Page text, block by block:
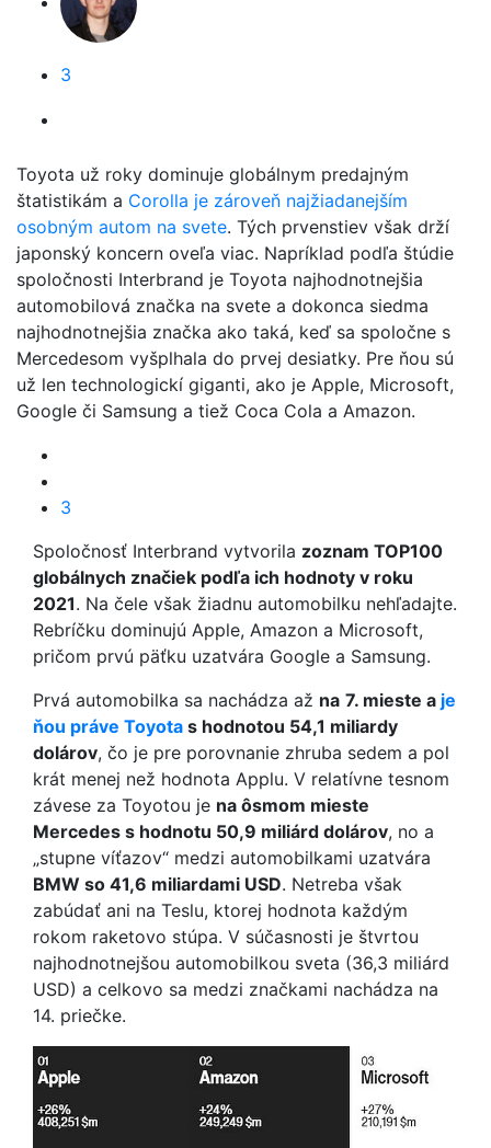
3
Toyota už roky dominuje globálnym predajným
štatistikám a Corolla je zároveň najžiadanejším
osobným autom na svete. Tých prvenstiev však drží
japonský koncern oveľa viac. Napríklad podľa štúdie
spoločnosti Interbrand je Toyota najhodnotnejšia
automobilová značka na svete a dokonca siedma
najhodnotnejšia značka ako taká, keď sa spoločne s
Mercedesom vyšplhala do prvej desiatky. Pre ňou sú
už len technologickí giganti, ako je Apple, Microsoft,
Google či Samsung a tiež Coca Cola a Amazon.
3
Spoločnosť Interbrand vytvorila zoznam TOP100
globálnych značiek podľa ich hodnoty v roku
2021. Na čele však žiadnu automobilku nehľadajte.
Rebríčku dominujú Apple, Amazon a Microsoft,
pričom prvú päťku uzatvára Google a Samsung.
Prvá automobilka sa nachádza až na 7. mieste a je
ňou práve Toyota s hodnotou 54,1 miliardy
dolárov, čo je pre porovnanie zhruba sedem a pol
krát menej než hodnota Applu. V relatívne tesnom
závese za Toyotou je na ôsmom mieste
Mercedes s hodnotu 50,9 miliárd dolárov, no a
„stupne víťazov“ medzi automobilkami uzatvára
BMW so 41,6 miliardami USD. Netreba však
zabúdať ani na Teslu, ktorej hodnota každým
rokom raketovo stúpa. V súčasnosti je štvrtou
najhodnotnejšou automobilkou sveta (36,3 miliárd
USD) a celkovo sa medzi značkami nachádza na
14. priečke.